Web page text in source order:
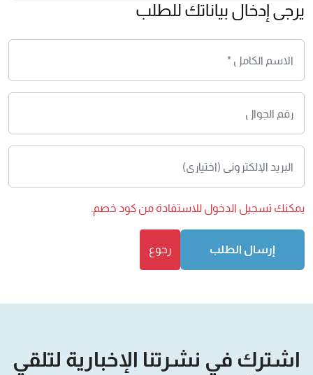
يرجى إدخال بياناتك للطلب
يمكنك تسجيل الدخول للاستفادة من كود خصم.
إرسال الطلب رجوع
اشترك في نشرتنا الإخبارية لتلقي